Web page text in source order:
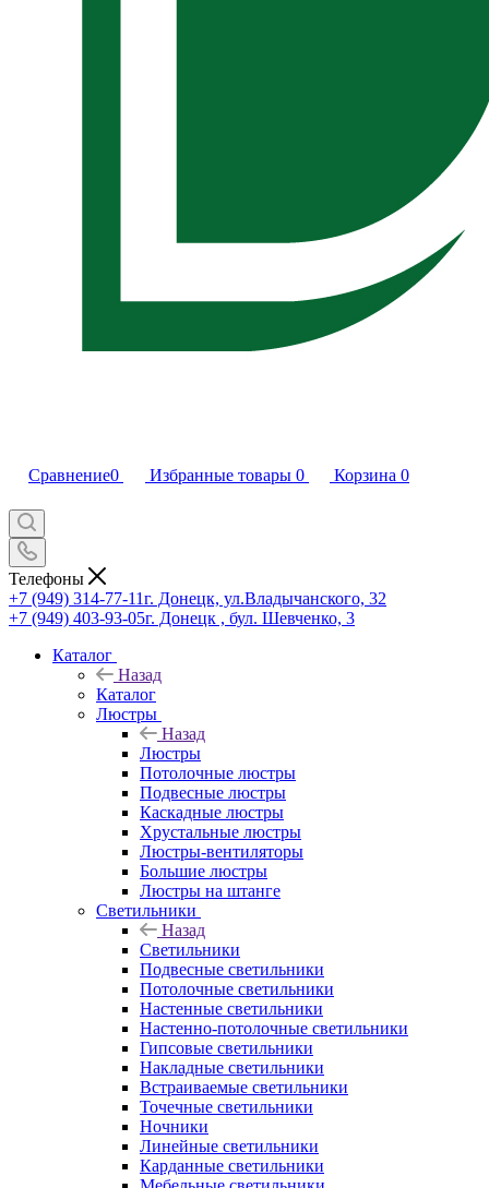
Сравнение0 Избранные товары 0 Корзина 0
Телефоны
+7 (949) 314-77-11г. Донецк, ул.Владычанского, 32
+7 (949) 403-93-05г. Донецк , бул. Шевченко, 3
Каталог
Назад
Каталог
Люстры
Назад
Люстры
Потолочные люстры
Подвесные люстры
Каскадные люстры
Хрустальные люстры
Люстры-вентиляторы
Большие люстры
Люстры на штанге
Светильники
Назад
Светильники
Подвесные светильники
Потолочные светильники
Настенные светильники
Настенно-потолочные светильники
Гипсовые светильники
Накладные светильники
Встраиваемые светильники
Точечные светильники
Ночники
Линейные светильники
Карданные светильники